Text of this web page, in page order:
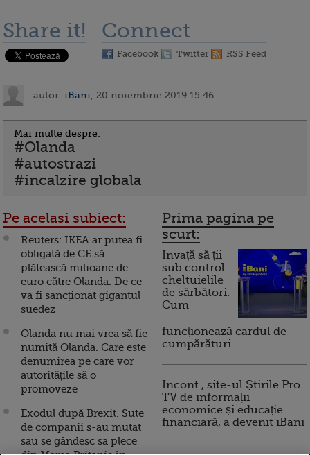
Share it! Connect
Facebook Twitter RSS Feed
autor: iBani , 20 noiembrie 2019 15:46
Mai multe despre:
#Olanda
#autostrazi
#incalzire globala
Pe acelasi subiect:
Reuters: IKEA ar putea fi
obligată de CE să
plătească milioane de
euro către Olanda. De ce
va fi sancționat gigantul
suedez
Olanda nu mai vrea să fie
numită Olanda. Care este
denumirea pe care vor
autoritățile să o
promoveze
Exodul după Brexit. Sute
de companii s-au mutat
sau se gândesc sa plece
Prima pagina pe
scurt:
Invață să ții
sub control
cheltuielile
de sărbători.
Cum
funcționează cardul de
cumpărături
Incont , site-ul Știrile Pro
TV de informații
economice și educație
financiară, a devenit iBani